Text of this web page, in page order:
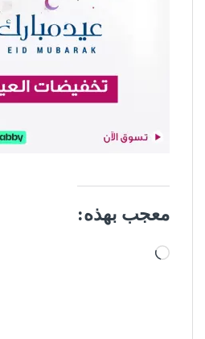
معجب بهذه:
جاري التحميل…